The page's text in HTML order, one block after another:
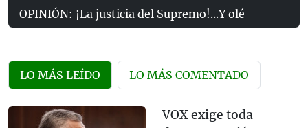
OPINIÓN: ¡La justicia del Supremo!...Y olé
LO MÁS LEÍDO LO MÁS COMENTADO
VOX exige toda